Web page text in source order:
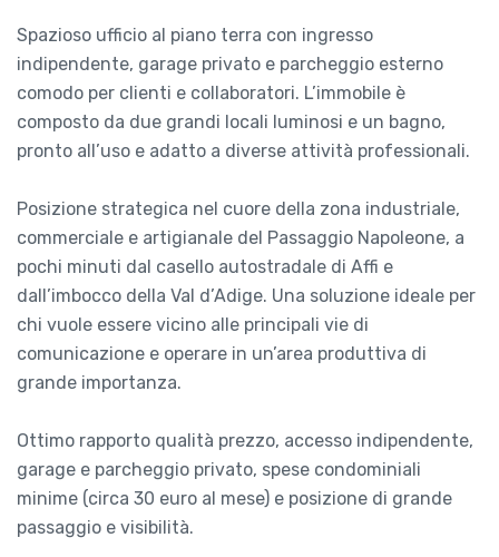
Spazioso ufficio al piano terra con ingresso
indipendente, garage privato e parcheggio esterno
comodo per clienti e collaboratori. L’immobile è
composto da due grandi locali luminosi e un bagno,
pronto all’uso e adatto a diverse attività professionali.
Posizione strategica nel cuore della zona industriale,
commerciale e artigianale del Passaggio Napoleone, a
pochi minuti dal casello autostradale di Affi e
dall’imbocco della Val d’Adige. Una soluzione ideale per
chi vuole essere vicino alle principali vie di
comunicazione e operare in un’area produttiva di
grande importanza.
Ottimo rapporto qualità prezzo, accesso indipendente,
garage e parcheggio privato, spese condominiali
minime (circa 30 euro al mese) e posizione di grande
passaggio e visibilità.